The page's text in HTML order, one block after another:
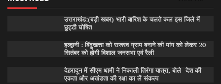
उत्तराखंड:(बड़ी खबर) भारी बारिश के चलते कल इस जिले में
छुट्टी घोषित
हल्द्वानी : बिंदुखत्ता को राजस्व ग्राम बनाने की मांग को लेकर 20
सितंबर को होगी विशाल जनसभा एवं रैली
देहरादून में सीएम धामी ने निकाली तिरंगा यात्रा, बोले- देश की
एकता और अखंडता की रक्षा का लें संकल्प